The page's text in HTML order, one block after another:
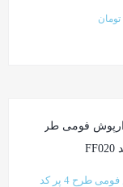
تومان
دیوارپوش فومی طرح 4 پر کد